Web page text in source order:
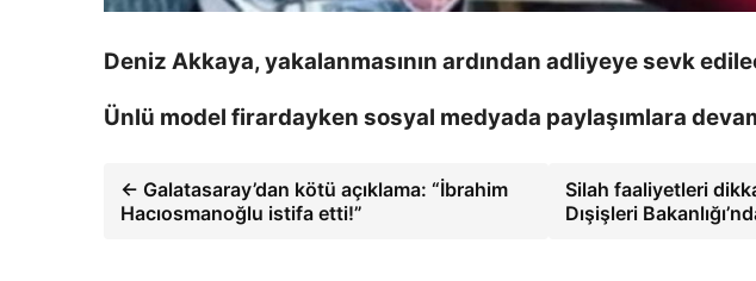
Deniz Akkaya, yakalanmasının ardından adliyeye sevk
Ünlü model firardayken sosyal medyada paylaşımlara
← Galatasaray’dan kötü açıklama: “İbrahim
Hacıosmanoğlu istifa etti!”
Silah faaliyetleri
Dışişleri